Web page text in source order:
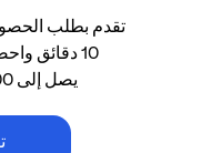
تقدم بطلب
10 دقائق واحصل على استرداد نقدي
يصل إلى 1,500 درهم إماراتي.